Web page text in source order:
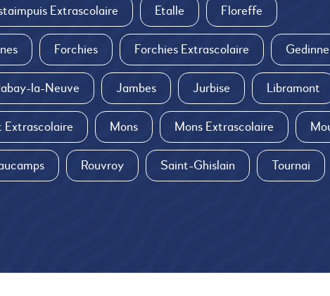
Extrascolaire Etalle Floreffe
Forchies Forchies Extrascolaire Gedinne
la-Neuve Jambes Jurbise Libramont
Extrascolaire Mons Mons Extrascolaire
Rouvroy Saint-Ghislain Tournai